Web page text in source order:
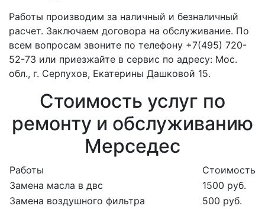
Работы производим за наличный и безналичный
расчет. Заключаем договора на обслуживание. По
всем вопросам звоните по телефону +7(495) 720-
52-73 или приезжайте в сервис по адресу: Мос.
обл., г. Серпухов, Екатерины Дашковой 15.
Стоимость услуг по
ремонту и обслуживанию
Мерседес
Работы
Стоимость
Замена масла в двс
1500 руб.
Замена воздушного фильтра
500 руб.